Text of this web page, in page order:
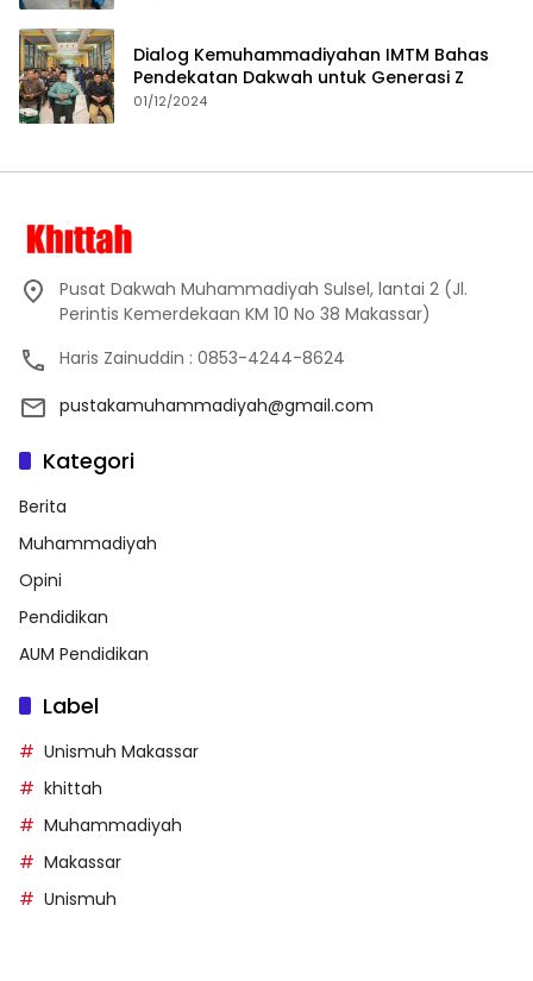
Dialog Kemuhammadiyahan IMTM Bahas
Pendekatan Dakwah untuk Generasi Z
01/12/2024
Pusat Dakwah Muhammadiyah Sulsel, lantai 2 (Jl.
Perintis Kemerdekaan KM 10 No 38 Makassar)
Haris Zainuddin : 0853-4244-8624
pustakamuhammadiyah@gmail.com
Kategori
Berita
Muhammadiyah
Opini
Pendidikan
AUM Pendidikan
Label
Unismuh Makassar
khittah
Muhammadiyah
Makassar
Unismuh